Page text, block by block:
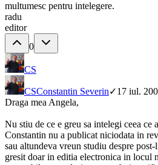
multumesc pentru intelegere.
radu
editor
0
CS
CSConstantin Severin✓17 iul.
Draga mea Angela,
Nu stiu de ce e greu sa intelegi ceea ce
Constantin nu a publicat niciodata in
sau altundeva vreun studiu despre
gresit doar in editia electronica in locul